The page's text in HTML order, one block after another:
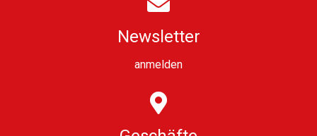
Newsletter
anmelden